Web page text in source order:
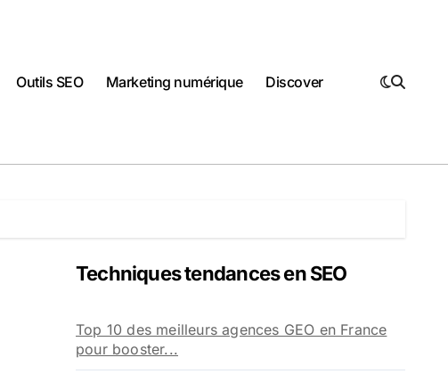
Outils SEO Marketing numérique Discover
Techniques tendances en SEO
Top 10 des meilleurs agences GEO en France
pour booster...